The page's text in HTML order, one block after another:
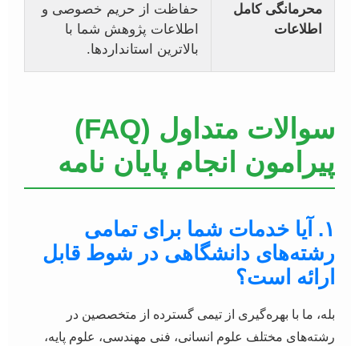
محرمانگی کامل
اطلاعات
حفاظت از حریم خصوصی و
اطلاعات پژوهش شما با
بالاترین استانداردها.
سوالات متداول (FAQ)
پیرامون انجام پایان نامه
۱. آیا خدمات شما برای تمامی
رشته‌های دانشگاهی در شوط قابل
ارائه است؟
بله، ما با بهره‌گیری از تیمی گسترده از متخصصین در
رشته‌های مختلف علوم انسانی، فنی مهندسی، علوم پایه،